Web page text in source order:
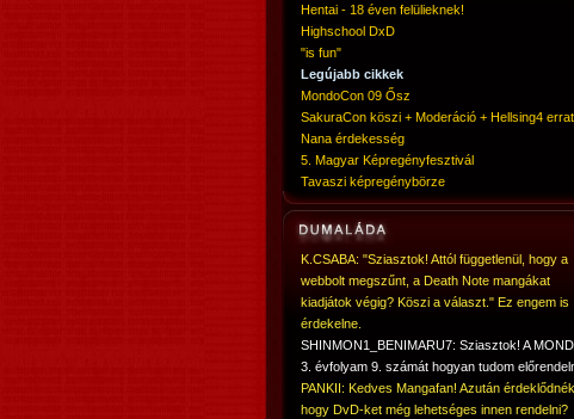
Hentai - 18 éven felülieknek!
Highschool DxD
"is fun"
Legújabb cikkek
MondoCon 09 Ősz
SakuraCon köszi + Moderáció + Hellsing4
Nana érdekesség
5. Magyar Képregényfesztivál
Tavaszi képregénybörze
K.CSABA: "Sziasztok! Attól függetlenül, hogy a
webbolt megszűnt, a Death Note mangákat
kiadjátok végig? Köszi a választ." Ez engem is
érdekelne.
SHINMON1_BENIMARU7: Sziasztok! A
3. évfolyam 9. számát hogyan tudom
PANKII: Kedves Mangafan! Azután érdeklődnék,
hogy DvD-ket még lehetséges innen rendelni?